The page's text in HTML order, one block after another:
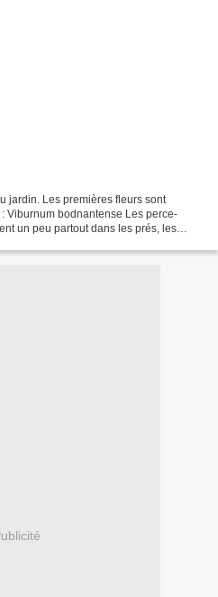
jardin. Les premières fleurs sont
Viburnum bodnantense Les perce-
un peu partout dans les prés, les